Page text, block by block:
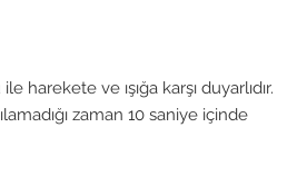
harekete ve ışığa karşı duyarlıdır.
zaman 10 saniye içinde